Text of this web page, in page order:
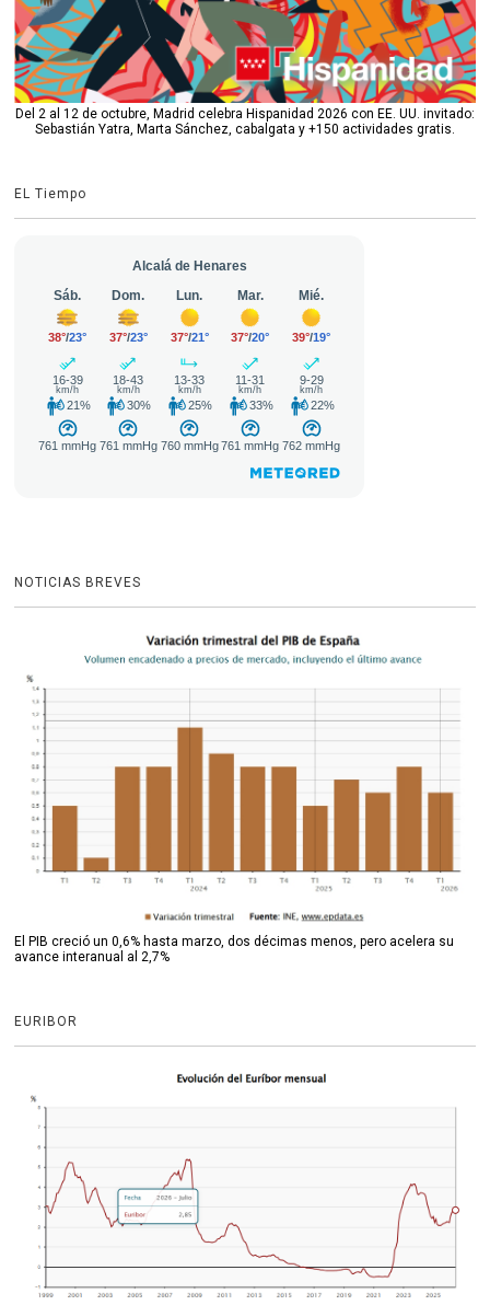
Del 2 al 12 de octubre, Madrid celebra Hispanidad 2026 con EE. UU. invitado:
Sebastián Yatra, Marta Sánchez, cabalgata y +150 actividades gratis.
EL Tiempo
NOTICIAS BREVES
El PIB creció un 0,6% hasta marzo, dos décimas menos, pero acelera su
avance interanual al 2,7%
EURIBOR